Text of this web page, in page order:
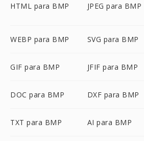
HTML para BMP JPEG para BMP
WEBP para BMP SVG para BMP
GIF para BMP JFIF para BMP
DOC para BMP DXF para BMP
TXT para BMP AI para BMP